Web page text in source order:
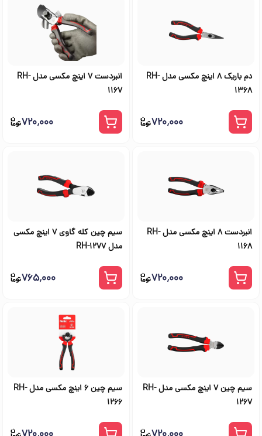
دم باریک 8 اینچ مکسی مدل RH-
1368
۷۲۰٬۰۰۰
انبردست 7 اینچ مکسی مدل RH-
1167
۷۲۰٬۰۰۰
انبردست 8 اینچ مکسی مدل RH-
1168
۷۲۰٬۰۰۰
سیم چین کله گاوی 7 اینچ مکسی
مدل RH-1277
۷۶۵٬۰۰۰
سیم چین 7 اینچ مکسی مدل RH-
1267
سیم چین 6 اینچ مکسی مدل RH-
1266